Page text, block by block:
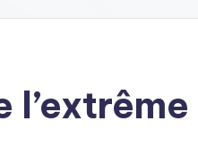
l’extrême